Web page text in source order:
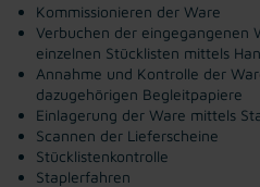
Kommissionieren der Ware
Verbuchen der eingegangenen
einzelnen Stücklisten mittels
Annahme und Kontrolle der
dazugehörigen Begleitpapiere
Einlagerung der Ware mittels
Scannen der Lieferscheine
Stücklistenkontrolle
Staplerfahren